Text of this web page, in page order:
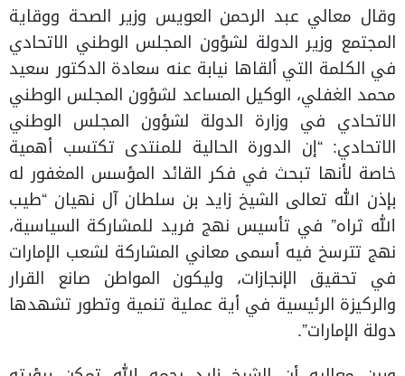
وقال معالي عبد الرحمن العويس وزير الصحة ووقاية
المجتمع وزير الدولة لشؤون المجلس الوطني الاتحادي
في الكلمة التي ألقاها نيابة عنه سعادة الدكتور سعيد
محمد الغفلي، الوكيل المساعد لشؤون المجلس الوطني
الاتحادي في وزارة الدولة لشؤون المجلس الوطني
الاتحادي: “إن الدورة الحالية للمنتدى تكتسب أهمية
خاصة لأنها تبحث في فكر القائد المؤسس المغفور له
بإذن الله تعالى الشيخ زايد بن سلطان آل نهيان “طيب
الله ثراه” في تأسيس نهج فريد للمشاركة السياسية،
نهج تترسخ فيه أسمى معاني المشاركة لشعب الإمارات
في تحقيق الإنجازات، وليكون المواطن صانع القرار
والركيزة الرئيسية في أية عملية تنمية وتطور تشهدها
دولة الإمارات”.